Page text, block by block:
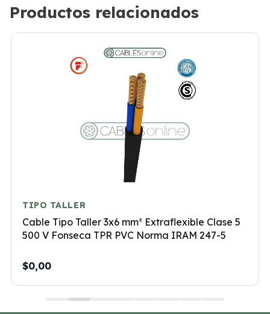
Productos relacionados
TIPO TALLER
Cable Tipo Taller 3x6 mm² Extraflexible Clase 5
500 V Fonseca TPR PVC Norma IRAM 247-5
$0,00